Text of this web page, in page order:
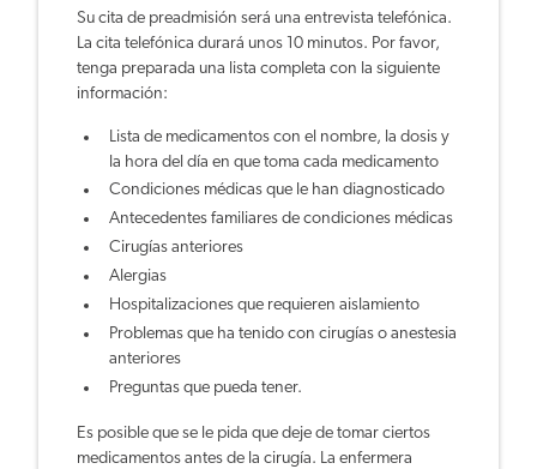
Su cita de preadmisión será una entrevista telefónica.
La cita telefónica durará unos 10 minutos. Por favor,
tenga preparada una lista completa con la siguiente
información:
Lista de medicamentos con el nombre, la dosis y
la hora del día en que toma cada medicamento
Condiciones médicas que le han diagnosticado
Antecedentes familiares de condiciones médicas
Cirugías anteriores
Alergias
Hospitalizaciones que requieren aislamiento
Problemas que ha tenido con cirugías o anestesia
anteriores
Preguntas que pueda tener.
Es posible que se le pida que deje de tomar ciertos
medicamentos antes de la cirugía. La enfermera